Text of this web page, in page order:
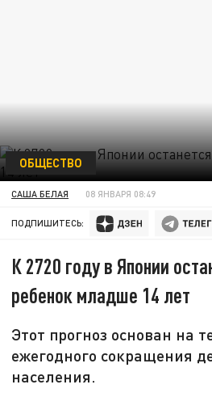
ОБЩЕСТВО
САША БЕЛАЯ 08 ЯНВАРЯ 08:49
ПОДПИШИТЕСЬ:
К 2720 году в Японии
ребенок младше 14 лет
Этот прогноз основан на
ежегодного сокращения
населения.